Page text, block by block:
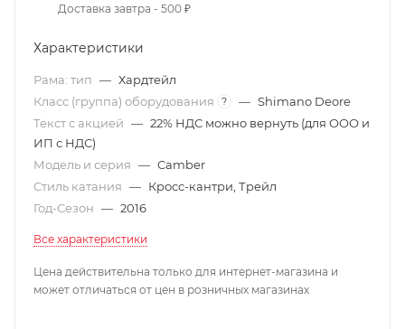
Доставка завтра - 500 ₽
Характеристики
Рама: тип — Хардтейл
Класс (группа) оборудования
? — Shimano Deore
Текст с акцией — 22% НДС можно вернуть (для ООО и
ИП с НДС)
Модель и серия — Camber
Стиль катания — Кросс-кантри, Трейл
Год-Сезон — 2016
Все характеристики
Цена действительна только для интернет-магазина и
может отличаться от цен в розничных магазинах